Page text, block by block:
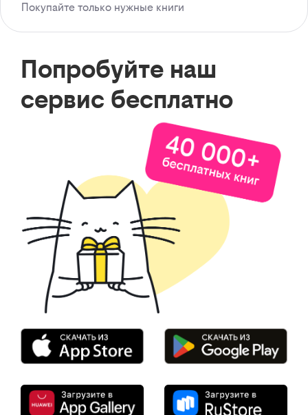
Покупайте только нужные книги
Попробуйте наш
сервис бесплатно